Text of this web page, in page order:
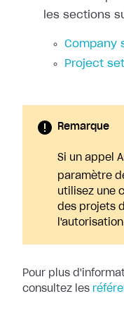
les sections
Company
Project
Remarque
Si un appel
paramètre
utilisez une
des projets
Pour plus
consultez les